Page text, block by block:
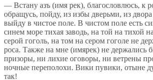
— Встану азъ (имя рек), благословлюсь, к
обращусь, пойду, из избы дверьми, из
выйду в чистое поле. В чистом поле есть
синем море тихая заводь, на той на тихой
серой гоголь, на том на сером гоголе не
роса. Также на мне (имярек) не держались
призоры, ни лихие оговоры, ни ветрены
ночные переполохи. Вики пувики, отыне
так!